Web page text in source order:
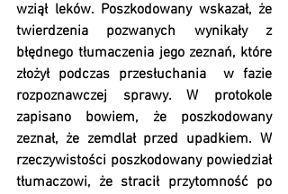
wziął leków. Poszkodowany wskazał, że
twierdzenia pozwanych wynikały z
błędnego tłumaczenia jego zeznań, które
złożył podczas przesłuchania  w fazie
rozpoznawczej sprawy. W protokole
zapisano bowiem, że poszkodowany
zeznał, że zemdlał przed upadkiem. W
rzeczywistości poszkodowany powiedział
tłumaczowi, że stracił przytomność po